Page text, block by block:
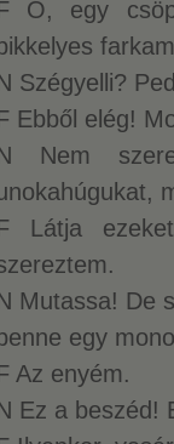
Ó, egy
Szégyelli?
Ebből elég!
Nem
Látja
Mutassa! De
benne egy
Az enyém.
Ez a beszéd!